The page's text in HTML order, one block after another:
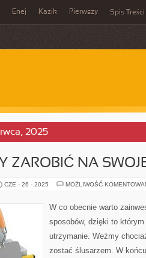
Enej Kazik Pierwszy Spis Treści
2025
ZAROBIĆ NA
CZE - 26 - 2025 MOŻLIWOŚĆ
W co obecnie warto
sposobów, dzięki to
utrzymanie. Weźmy
zostać ślusarzem. W